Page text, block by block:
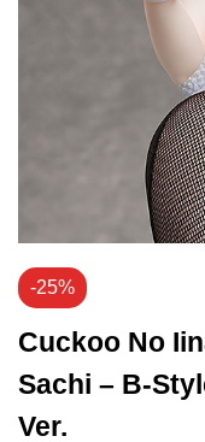
-25%
Cuckoo No
Sachi – B-
Ver.